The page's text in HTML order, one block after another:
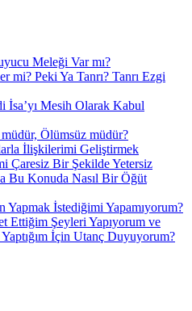
Meleği Var mı?
mi? Peki Ya Tanrı? Tanrı Ezgi
İsa’yı Mesih Olarak Kabul
Ölümsüz müdür?
İlişkilerimi Geliştirmek
Çaresiz Bir Şekilde Yetersiz
Bu Konuda Nasıl Bir Öğüt
Yapmak İstediğimi Yapamıyorum?
Ettiğim Şeyleri Yapıyorum ve
Yaptığım İçin Utanç Duyuyorum?